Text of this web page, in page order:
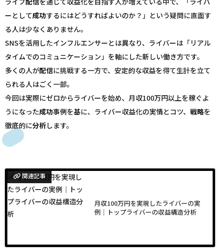
ーとして成功するにはどうすればよいのか？」という疑問に直面す
る人は少なくありません。
SNSを活用したインフルエンサーとは異なり、ライバーは「リアル
タイムでのコミュニケーション」を軸にした新しい働き方です。
多くの人が配信に挑戦する一方で、安定的な収益を得て生計を立て
られる人はごく一部。
今回は実際にゼロからライバーを始め、月収100万円以上を稼ぐよ
うになった成功事例を基に、ライバー収益化の実情とコツ、 戦略を
徹底的に分析します。
関連記事
月収100万円を実現したライバーの実
例｜トップライバーの収益構造分析